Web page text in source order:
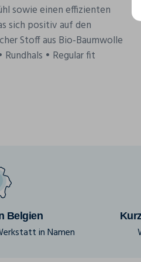
sowie einen effizienten
sich positiv auf den
Stoff aus Bio-Baumwolle
• Regular fit
Belgien
in Namen